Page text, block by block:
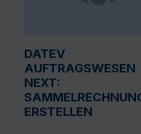
DATEV
AUFTRAGSWESEN
NEXT:
ERSTELLEN